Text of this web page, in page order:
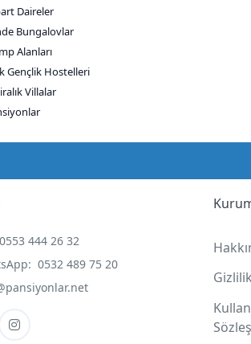
Daireler
Bungalovlar
Alanları
Gençlik Hostelleri
Villalar
0553 444 26 32
0532 489 75 20